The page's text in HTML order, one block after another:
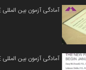
آمادگی آزمون بین المللی FE و PE قسمت...
آمادگی آزمون بین المللی FE و PE قسمت...